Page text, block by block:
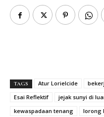
TAGS Atur Lorielcide
Esai Reflektif
jejak sunyi di
kewaspadaan tenang
lorong